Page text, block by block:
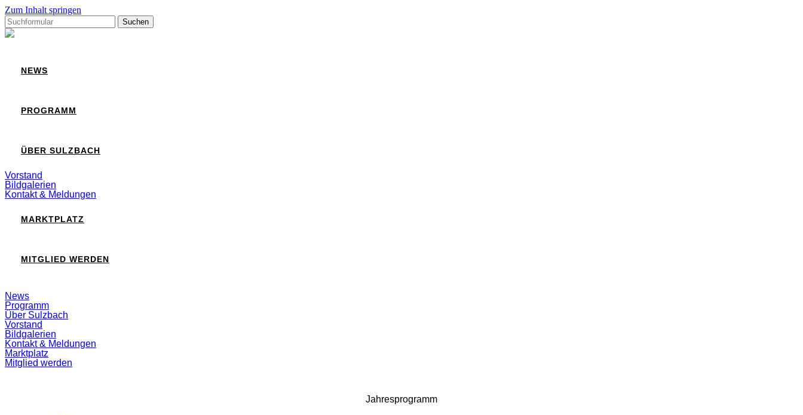
Zum Inhalt springen
Suchen
nach:
Sulzbach
NEWS
PROGRAMM
ÜBER SULZBACH
Vorstand
Bildgalerien
Kontakt & Meldungen
MARKTPLATZ
MITGLIED WERDEN
Suchfeld
ein-/ausblenden
News
Programm
Über Sulzbach
Vorstand
Bildgalerien
Kontakt & Meldungen
Marktplatz
Mitglied werden
Jahresprogramm